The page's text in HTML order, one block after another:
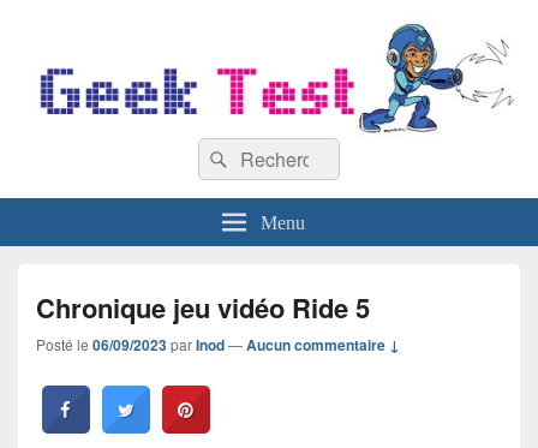
Recherche :
Rechercher
Menu
Chronique jeu vidéo Ride 5
Posté le 06/09/2023parInod—Aucun commentaire ↓